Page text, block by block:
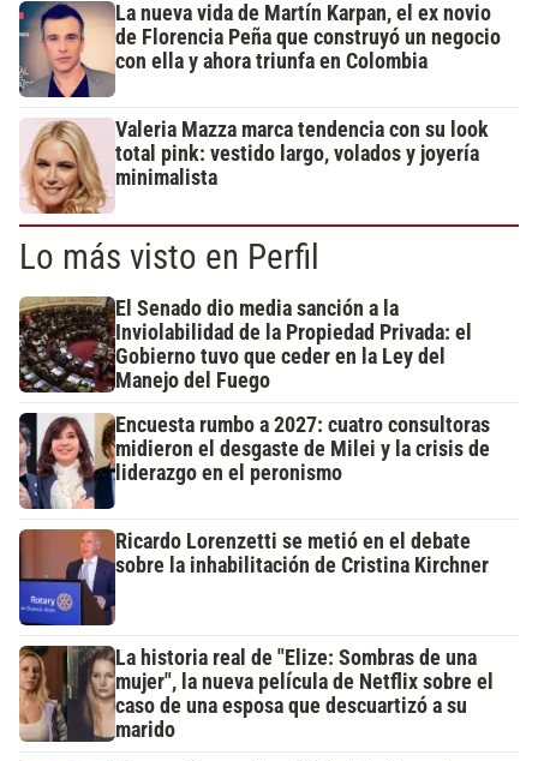
La nueva vida de Martín Karpan, el ex novio
de Florencia Peña que construyó un negocio
con ella y ahora triunfa en Colombia
Valeria Mazza marca tendencia con su look
total pink: vestido largo, volados y joyería
minimalista
Lo más visto en Perfil
El Senado dio media sanción a la
Inviolabilidad de la Propiedad Privada: el
Gobierno tuvo que ceder en la Ley del
Manejo del Fuego
Encuesta rumbo a 2027: cuatro consultoras
midieron el desgaste de Milei y la crisis de
liderazgo en el peronismo
Ricardo Lorenzetti se metió en el debate
sobre la inhabilitación de Cristina Kirchner
La historia real de "Elize: Sombras de una
mujer", la nueva película de Netflix sobre el
caso de una esposa que descuartizó a su
marido